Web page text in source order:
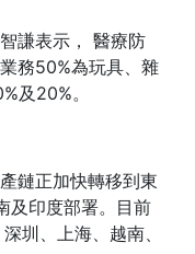
謙表示， 醫療防
務50%為玩具、雜
及20%。
鏈正加快轉移到東
及印度部署。目前
圳、上海、越南、